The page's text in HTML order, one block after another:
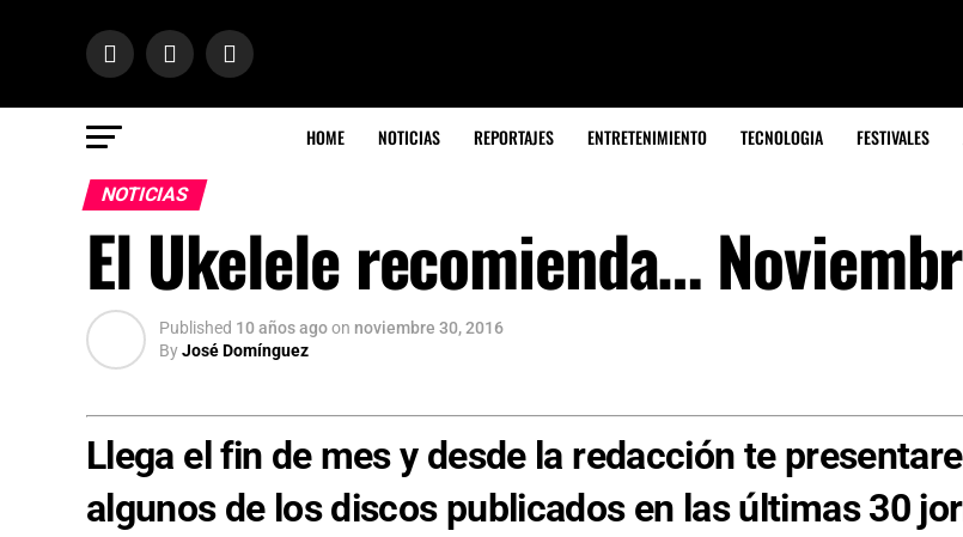
HOME NOTICIAS REPORTAJES ENTRETENIMIENTO TECNOLOGIA FESTIVALES
NOTICIAS
El Ukelele recomienda…
Published 10 años agoon noviembre 30, 2016
ByJosé Domínguez
Llega el fin de mes y desde la redacción te
algunos de los discos publicados en las últimas 30